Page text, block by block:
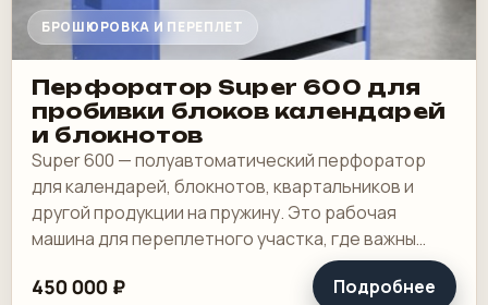
БРОШЮРОВКА И ПЕРЕПЛЕТ
Перфоратор Super 600 для
пробивки блоков календарей
и блокнотов
Super 600 — полуавтоматический перфоратор
для календарей, блокнотов, квартальников и
другой продукции на пружину. Это рабочая
машина для переплетного участка, где важны
широкая зона пробивки, быстрая смена
инструмента и.
450 000 ₽ Подробнее